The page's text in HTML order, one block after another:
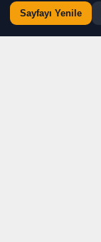
Sayfayı Yenile